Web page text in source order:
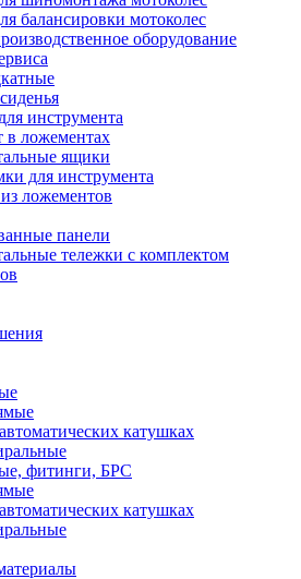
балансировки мотоколес
оборудование
инструмента
в ложементах
ящики
для инструмента
ложементов
панели
тележки с комплектом
катушках
фитинги, БРС
катушках